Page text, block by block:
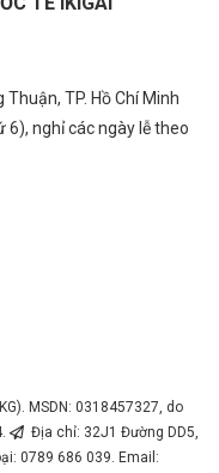
TP. Hồ Chí Minh
6), nghỉ các ngày lễ theo
MSDN: 0318457327, do
Địa chỉ: 32J1 Đường DD5,
0789 686 039. Email: